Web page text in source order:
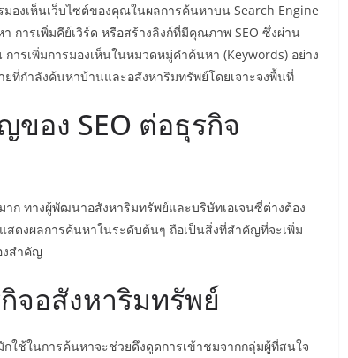
องเห็นเว็บไซต์ของคุณในผลการค้นหาบน Search Engine
การเพิ่มคีย์เวิร์ด หรือสร้างลิงก์ที่มีคุณภาพ SEO ซึ่งผ่าน
ารเพิ่มการมองเห็นในหมวดหมู่คำค้นหา (Keywords) อย่าง
ยที่กำลังค้นหาบ้านและอสังหาริมทรัพย์โดยเจาะจงพื้นที่
อง SEO ต่อธุรกิจ
ก ทางผู้พัฒนาอสังหาริมทรัพย์และบริษัทเอเจนซี่ต่างต้อง
ดงผลการค้นหาในระดับต้นๆ ถือเป็นสิ่งที่สำคัญที่จะเพิ่ม
งสำคัญ
จอสังหาริมทรัพย์
ใช้ในการค้นหาจะช่วยดึงดูดการเข้าชมจากกลุ่มผู้ที่สนใจ